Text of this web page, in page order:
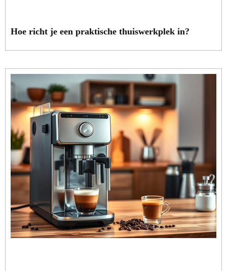
Hoe richt je een praktische thuiswerkplek in?